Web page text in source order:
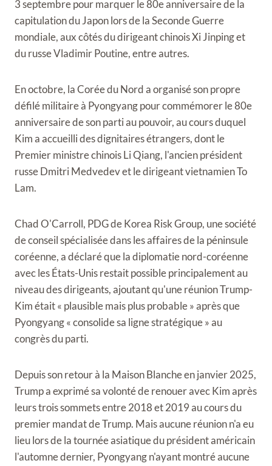
3 septembre pour marquer le 80e anniversaire de la
capitulation du Japon lors de la Seconde Guerre
mondiale, aux côtés du dirigeant chinois Xi Jinping et
du russe Vladimir Poutine, entre autres.
En octobre, la Corée du Nord a organisé son propre
défilé militaire à Pyongyang pour commémorer le 80e
anniversaire de son parti au pouvoir, au cours duquel
Kim a accueilli des dignitaires étrangers, dont le
Premier ministre chinois Li Qiang, l'ancien président
russe Dmitri Medvedev et le dirigeant vietnamien To
Lam.
Chad O'Carroll, PDG de Korea Risk Group, une société
de conseil spécialisée dans les affaires de la péninsule
coréenne, a déclaré que la diplomatie nord-coréenne
avec les États-Unis restait possible principalement au
niveau des dirigeants, ajoutant qu'une réunion Trump-
Kim était « plausible mais plus probable » après que
Pyongyang « consolide sa ligne stratégique » au
congrès du parti.
Depuis son retour à la Maison Blanche en janvier 2025,
Trump a exprimé sa volonté de renouer avec Kim après
leurs trois sommets entre 2018 et 2019 au cours du
premier mandat de Trump. Mais aucune réunion n'a eu
lieu lors de la tournée asiatique du président américain
l'automne dernier, Pyongyang n'ayant montré aucune